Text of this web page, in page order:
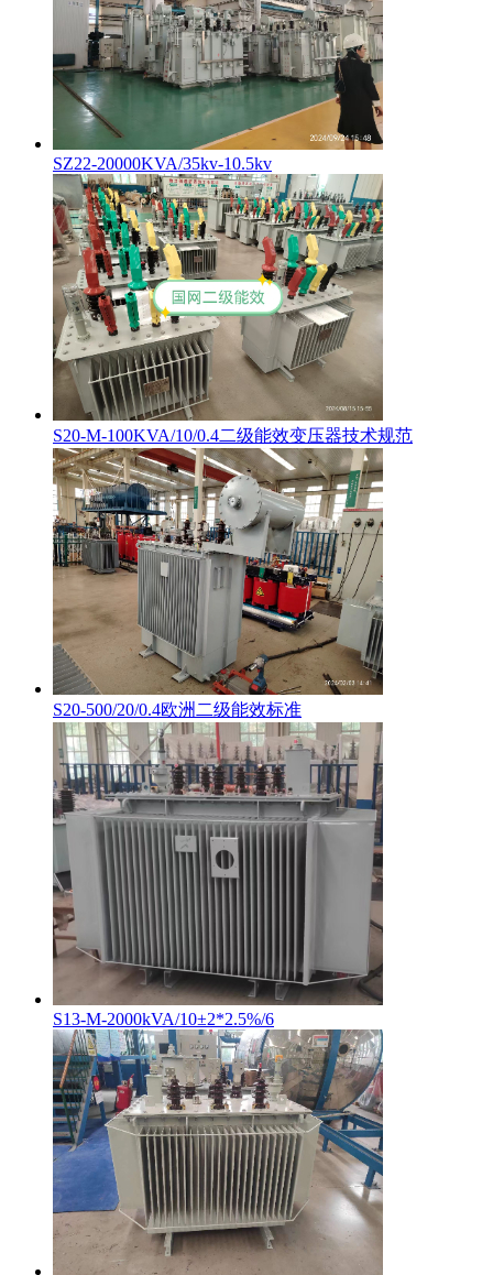
SZ22-20000KVA/35kv-10.5kv
S20-M-100KVA/10/0.4二级能效变压器技术规范
S20-500/20/0.4欧洲二级能效标准
S13-M-2000kVA/10±2*2.5%/6